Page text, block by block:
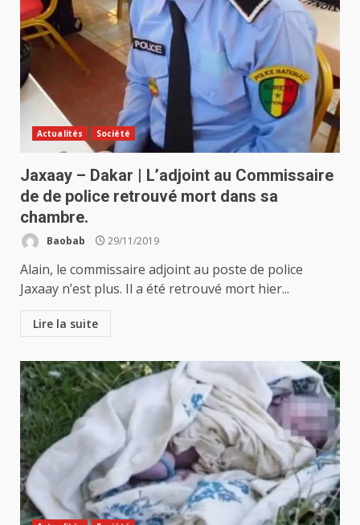
Actualités Société
Jaxaay – Dakar | L’adjoint au Commissaire
de de police retrouvé mort dans sa
chambre.
Baobab 29/11/2019
Alain, le commissaire adjoint au poste de police
Jaxaay n’est plus. Il a été retrouvé mort hier...
Lire la suite